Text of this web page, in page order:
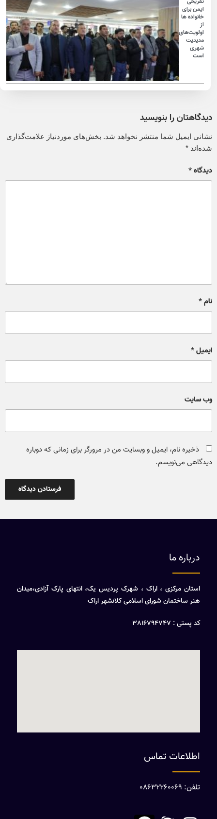
ایمن برای
خانواده ها
اولویت‌های
مدیدیت
شهری
است
دیدگاهتان را بنویسید
نشانی ایمیل شما منتشر نخواهد شد. بخش‌های موردنیاز علامت‌گذاری
شده‌اند*
دیدگاه*
نام*
ایمیل*
وب‌ سایت
ذخیره نام، ایمیل و وبسایت من در مرورگر برای زمانی که دوباره
دیدگاهی می‌نویسم.
درباره ما
استان مرکزی ، اراک ، شهرک پردیس یک، انتهای پارک آزادی،میدان
هنر ساختمان شورای اسلامی کلانشهر اراک
کد پستی : 3816794747
اطلاعات تماس
تلفن: 08632260069